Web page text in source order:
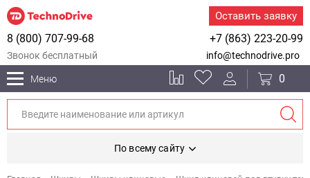
Оставить заявку
+7 (863) 223-20-99
8 (800) 707-99-68
Звонок бесплатный info@technodrive.pro
Меню 0
По всему сайту